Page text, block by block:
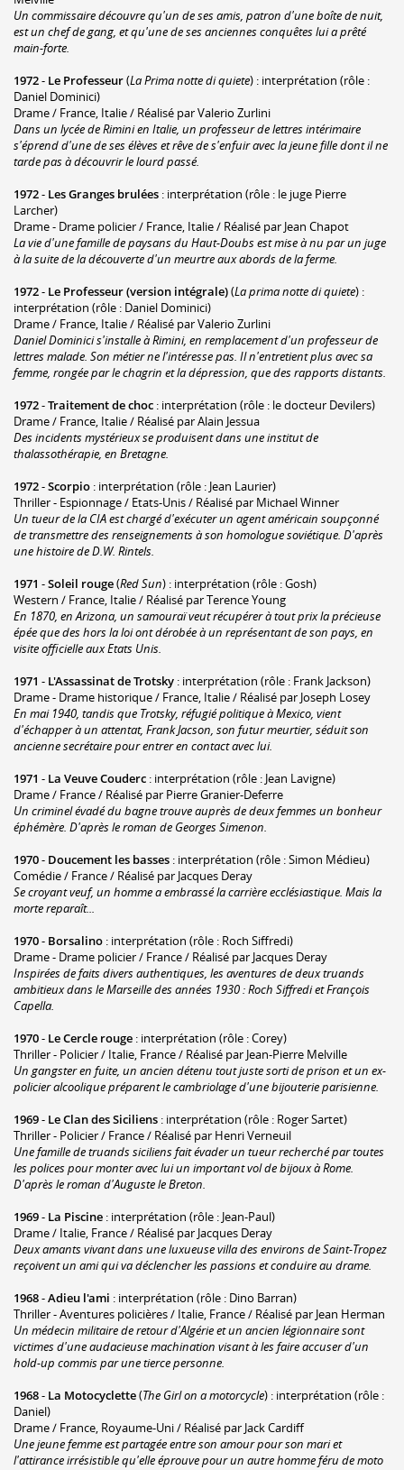
Un commissaire découvre qu'un de ses amis, patron d'une boîte de nuit,
est un chef de gang, et qu'une de ses anciennes conquêtes lui a prêté
main-forte.
1972- Le Professeur(La Prima notte di quiete) : interprétation (rôle :
Daniel Dominici)
Drame / France, Italie / Réalisé par Valerio Zurlini
Dans un lycée de Rimini en Italie, un professeur de lettres intérimaire
s'éprend d'une de ses élèves et rêve de s'enfuir avec la jeune fille dont il ne
tarde pas à découvrir le lourd passé.
1972- Les Granges brulées : interprétation (rôle : le juge Pierre
Larcher)
Drame - Drame policier / France, Italie / Réalisé par Jean Chapot
La vie d'une famille de paysans du Haut-Doubs est mise à nu par un juge
à la suite de la découverte d'un meurtre aux abords de la ferme.
1972- Le Professeur (version intégrale)(La prima notte di quiete) :
interprétation (rôle : Daniel Dominici)
Drame / France, Italie / Réalisé par Valerio Zurlini
Daniel Dominici s'installe à Rimini, en remplacement d'un professeur de
lettres malade. Son métier ne l'intéresse pas. Il n'entretient plus avec sa
femme, rongée par le chagrin et la dépression, que des rapports distants.
1972-Traitement de choc : interprétation (rôle : le docteur Devilers)
Drame / France, Italie / Réalisé par Alain Jessua
Des incidents mystérieux se produisent dans une institut de
thalassothérapie, en Bretagne.
1972-Scorpio : interprétation (rôle : Jean Laurier)
Thriller - Espionnage / Etats-Unis / Réalisé par Michael Winner
Un tueur de la CIA est chargé d'exécuter un agent américain soupçonné
de transmettre des renseignements à son homologue soviétique. D'après
une histoire de D.W. Rintels.
1971 -Soleil rouge(Red Sun) : interprétation (rôle : Gosh)
Western / France, Italie / Réalisé par Terence Young
En 1870, en Arizona, un samouraï veut récupérer à tout prix la précieuse
épée que des hors la loi ont dérobée à un représentant de son pays, en
visite officielle aux Etats Unis.
1971 - L'Assassinat de Trotsky : interprétation (rôle : Frank Jackson)
Drame - Drame historique / France, Italie / Réalisé par Joseph Losey
En mai 1940, tandis que Trotsky, réfugié politique à Mexico, vient
d'échapper à un attentat, Frank Jacson, son futur meurtier, séduit son
ancienne secrétaire pour entrer en contact avec lui.
1971 - La Veuve Couderc : interprétation (rôle : Jean Lavigne)
Drame / France / Réalisé par Pierre Granier-Deferre
Un criminel évadé du bagne trouve auprès de deux femmes un bonheur
éphémère. D'après le roman de Georges Simenon.
1970- Doucement les basses : interprétation (rôle : Simon Médieu)
Comédie / France / Réalisé par Jacques Deray
Se croyant veuf, un homme a embrassé la carrière ecclésiastique. Mais la
morte reparaît...
1970- Borsalino : interprétation (rôle : Roch Siffredi)
Drame - Drame policier / France / Réalisé par Jacques Deray
Inspirées de faits divers authentiques, les aventures de deux truands
ambitieux dans le Marseille des années 1930 : Roch Siffredi et François
Capella.
1970- Le Cercle rouge : interprétation (rôle : Corey)
Thriller - Policier / Italie, France / Réalisé par Jean-Pierre Melville
Un gangster en fuite, un ancien détenu tout juste sorti de prison et un ex-
policier alcoolique préparent le cambriolage d'une bijouterie parisienne.
1969- Le Clan des Siciliens : interprétation (rôle : Roger Sartet)
Thriller - Policier / France / Réalisé par Henri Verneuil
Une famille de truands siciliens fait évader un tueur recherché par toutes
les polices pour monter avec lui un important vol de bijoux à Rome.
D'après le roman d'Auguste le Breton.
1969- La Piscine : interprétation (rôle : Jean-Paul)
Drame / Italie, France / Réalisé par Jacques Deray
Deux amants vivant dans une luxueuse villa des environs de Saint-Tropez
reçoivent un ami qui va déclencher les passions et conduire au drame.
1968-Adieu l'ami : interprétation (rôle : Dino Barran)
Thriller - Aventures policières / Italie, France / Réalisé par Jean Herman
Un médecin militaire de retour d'Algérie et un ancien légionnaire sont
victimes d'une audacieuse machination visant à les faire accuser d'un
hold-up commis par une tierce personne.
1968- La Motocyclette(The Girl on a motorcycle) : interprétation (rôle :
Daniel)
Drame / France, Royaume-Uni / Réalisé par Jack Cardiff
Une jeune femme est partagée entre son amour pour son mari et
l'attirance irrésistible qu'elle éprouve pour un autre homme féru de moto